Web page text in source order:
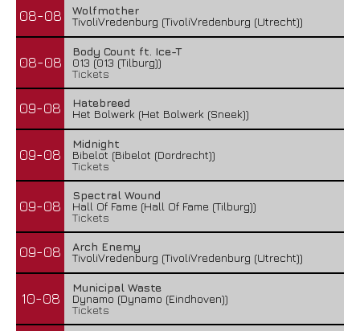
08-08
Wolfmother
TivoliVredenburg (TivoliVredenburg (Utrecht))
08-08
Body Count ft. Ice-T
013 (013 (Tilburg))
Tickets
09-08
Hatebreed
Het Bolwerk (Het Bolwerk (Sneek))
09-08
Midnight
Bibelot (Bibelot (Dordrecht))
Tickets
09-08
Spectral Wound
Hall Of Fame (Hall Of Fame (Tilburg))
Tickets
09-08
Arch Enemy
TivoliVredenburg (TivoliVredenburg (Utrecht))
10-08
Municipal Waste
Dynamo (Dynamo (Eindhoven))
Tickets